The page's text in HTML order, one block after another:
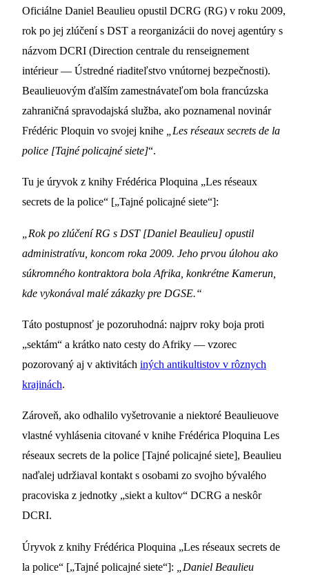
Oficiálne Daniel Beaulieu opustil DCRG (RG) v roku 2009,
rok po jej zlúčení s DST a reorganizácii do novej agentúry s
názvom DCRI (Direction centrale du renseignement
intérieur — Ústredné riaditeľstvo vnútornej bezpečnosti).
Beaulieuovým ďalším zamestnávateľom bola francúzska
zahraničná spravodajská služba, ako poznamenal novinár
Frédéric Ploquin vo svojej knihe „Les réseaux secrets de la
police [Tajné policajné siete]“.
Tu je úryvok z knihy Frédérica Ploquina „Les réseaux
secrets de la police“ [„Tajné policajné siete“]:
„Rok po zlúčení RG s DST [Daniel Beaulieu] opustil
administratívu, koncom roka 2009. Jeho prvou úlohou ako
súkromného kontraktora bola Afrika, konkrétne Kamerun,
kde vykonával malé zákazky pre DGSE.“
Táto postupnosť je pozoruhodná: najprv roky boja proti
„sektám“ a krátko nato cesty do Afriky — vzorec
pozorovaný aj v aktivitách iných antikultistov v rôznych
krajinách.
Zároveň, ako odhalilo vyšetrovanie a niektoré Beaulieuove
vlastné vyhlásenia citované v knihe Frédérica Ploquina Les
réseaux secrets de la police [Tajné policajné siete], Beaulieu
naďalej udržiaval kontakt s osobami zo svojho bývalého
pracoviska z jednotky „siekt a kultov“ DCRG a neskôr
DCRI.
Úryvok z knihy Frédérica Ploquina „Les réseaux secrets de
la police“ [„Tajné policajné siete“]:
„Daniel Beaulieu